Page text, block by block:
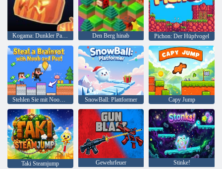
Kogama: Dunkler Parkour Den Berg hinab Pichon: Der Hüpfvogel
Stehlen Sie mit Noob und Pro einen Brainrot! SnowBall: Plattformer Capy Jump
Taki Steamjump Gewehrfeuer Stinke!